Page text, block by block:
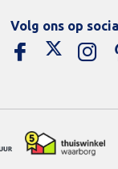
Volg ons op